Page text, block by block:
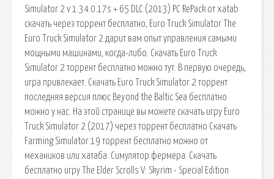
Simulator 2 v 1.34.0.17s + 65 DLC (2013) PC RePack от xatab
скачать через торрент бесплатно, Euro Truck Simulator The
Euro Truck Simulator 2 дарит вам опыт управления самыми
мощными машинами, когда-либо. Скачать Euro Truck
Simulator 2 торрент бесплатно можно тут. В первую очередь,
игра привлекает. Скачать Euro Truck Simulator 2 торрент
последняя версия плюс Beyond the Baltic Sea бесплатно
можно у нас. На этой странице вы можете скачать игру Euro
Truck Simulator 2 (2017) через торрент бесплатно Скачать
Farming Simulator 19 торрент бесплатно можно от
механиков или хатаба. Симулятор фермера. Скачать
бесплатно игру The Elder Scrolls V: Skyrim - Special Edition